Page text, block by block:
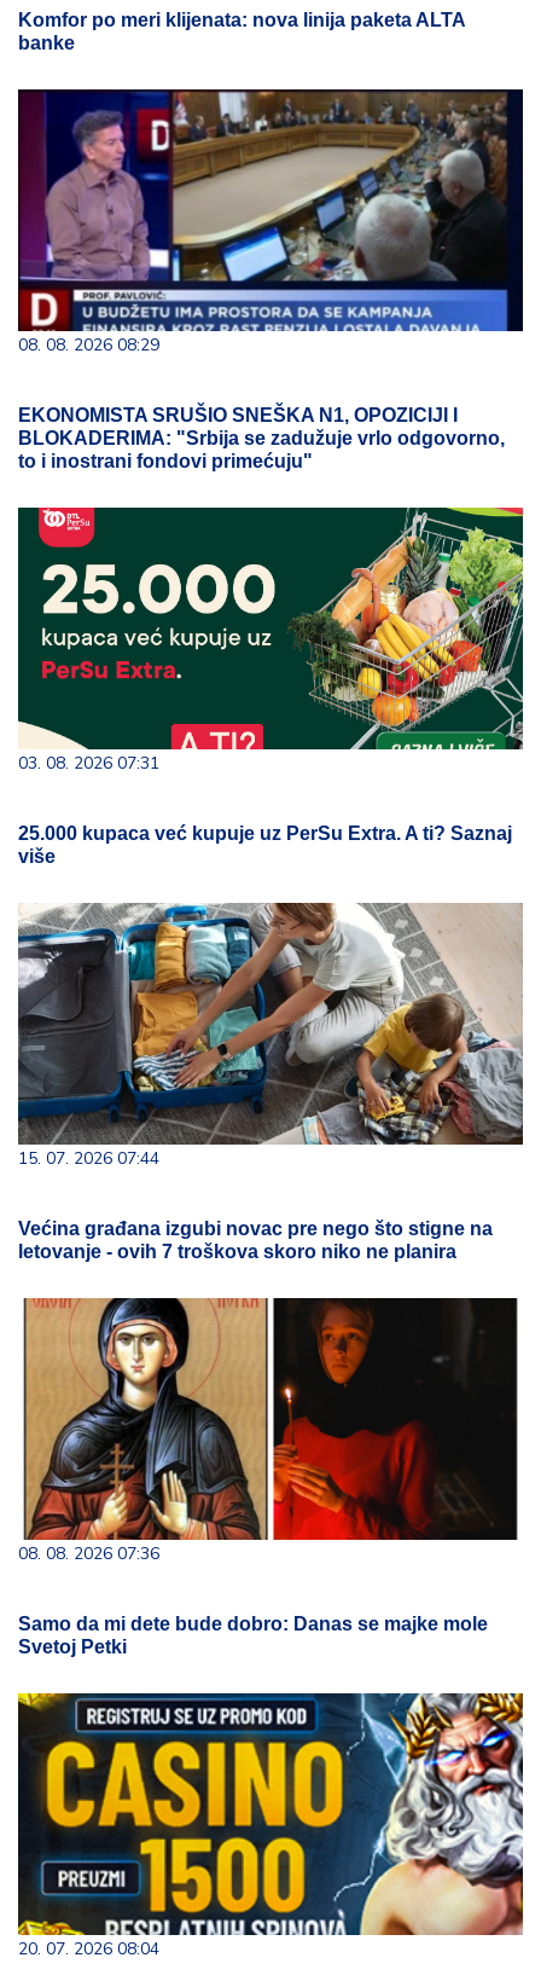
Komfor po meri klijenata: nova linija paketa ALTA
banke
08. 08. 2026 08:29
EKONOMISTA SRUŠIO SNEŠKA N1, OPOZICIJI I
BLOKADERIMA: "Srbija se zadužuje vrlo odgovorno,
to i inostrani fondovi primećuju"
03. 08. 2026 07:31
25.000 kupaca već kupuje uz PerSu Extra. A ti? Saznaj
više
15. 07. 2026 07:44
Većina građana izgubi novac pre nego što stigne na
letovanje - ovih 7 troškova skoro niko ne planira
08. 08. 2026 07:36
Samo da mi dete bude dobro: Danas se majke mole
Svetoj Petki
20. 07. 2026 08:04